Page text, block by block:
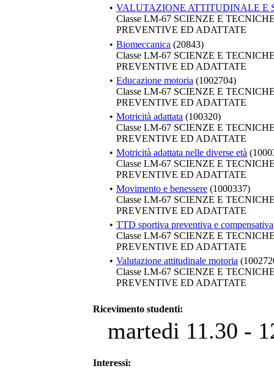
• VALUTAZIONE ATTITUDINALE E
Classe LM-67 SCIENZE E
PREVENTIVE ED ADATTATE
• Biomeccanica (20843)
Classe LM-67 SCIENZE E
PREVENTIVE ED ADATTATE
• Educazione motoria (1002704)
Classe LM-67 SCIENZE E
PREVENTIVE ED ADATTATE
• Motricità adattata (100320)
Classe LM-67 SCIENZE E
PREVENTIVE ED ADATTATE
• Motricità adattata nelle diverse età
Classe LM-67 SCIENZE E
PREVENTIVE ED ADATTATE
• Movimento e benessere (1000337)
Classe LM-67 SCIENZE E
PREVENTIVE ED ADATTATE
• TTD sportiva preventiva e compensativa
Classe LM-67 SCIENZE E
PREVENTIVE ED ADATTATE
• Valutazione attitudinale motoria
Classe LM-67 SCIENZE E
PREVENTIVE ED ADATTATE
Ricevimento studenti:
martedi 11.30 -
Interessi: